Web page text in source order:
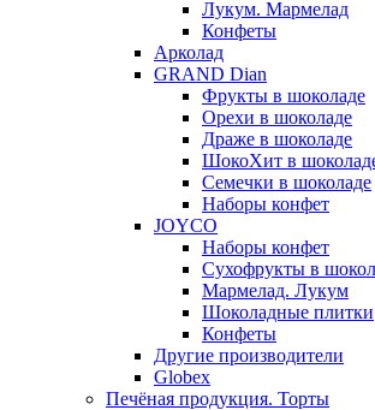
Лукум. Мармелад
Конфеты
Арколад
GRAND Dian
Фрукты в шоколаде
Орехи в шоколаде
Драже в шоколаде
ШокоХит в
Семечки в шоколаде
Наборы конфет
JOYCO
Наборы конфет
Сухофрукты в
Мармелад. Лукум
Шоколадные плитки
Конфеты
Другие производители
Globex
Печёная продукция. Торты